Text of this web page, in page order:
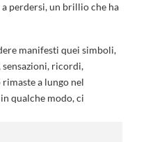
perdersi, un brillio che ha
manifesti quei simboli,
ricordi,
a lungo nel
qualche modo, ci